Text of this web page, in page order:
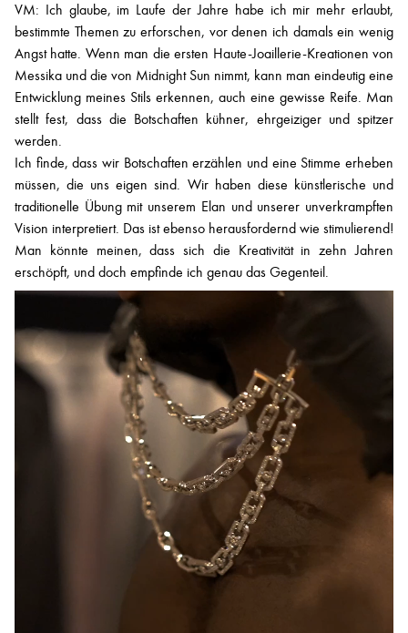
VM: Ich glaube, im Laufe der Jahre habe ich mir mehr erlaubt,
bestimmte Themen zu erforschen, vor denen ich damals ein wenig
Angst hatte. Wenn man die ersten Haute-Joaillerie-Kreationen von
Messika und die von Midnight Sun nimmt, kann man eindeutig eine
Entwicklung meines Stils erkennen, auch eine gewisse Reife. Man
stellt fest, dass die Botschaften kühner, ehrgeiziger und spitzer
werden.
Ich finde, dass wir Botschaften erzählen und eine Stimme erheben
müssen, die uns eigen sind. Wir haben diese künstlerische und
traditionelle Übung mit unserem Elan und unserer unverkrampften
Vision interpretiert. Das ist ebenso herausfordernd wie stimulierend!
Man könnte meinen, dass sich die Kreativität in zehn Jahren
erschöpft, und doch empfinde ich genau das Gegenteil.